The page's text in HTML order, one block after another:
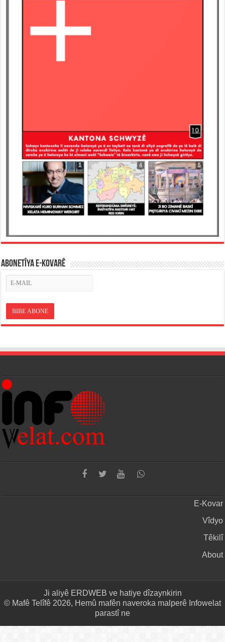
ABONETÎYA E-KOVARÊ
E-Kovar
Vîdyo
Têkilî
About
Ji aliyê ERDWEB ve hatiye dîzaynkirin
© Mafê Telîfê 2026, Hemû mafên naveroka malperê Infowelat
parastî ne